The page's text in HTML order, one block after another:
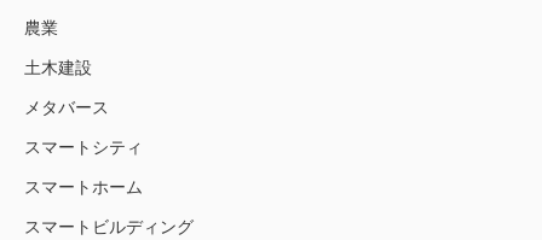
農業
土木建設
メタバース
スマートシティ
スマートホーム
スマートビルディング